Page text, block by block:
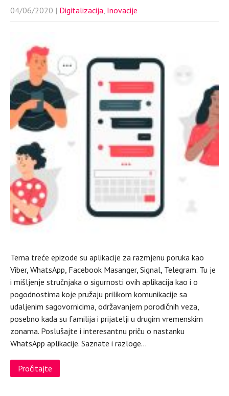
04/06/2020 | Digitalizacija, Inovacije
Tema treće epizode su aplikacije za razmjenu poruka kao
Viber, WhatsApp, Facebook Masanger, Signal, Telegram. Tu je
i mišljenje stručnjaka o sigurnosti ovih aplikacija kao i o
pogodnostima koje pružaju prilikom komunikacije sa
udaljenim sagovornicima, održavanjem porodičnih veza,
posebno kada su familija i prijatelji u drugim vremenskim
zonama. Poslušajte i interesantnu priču o nastanku
WhatsApp aplikacije. Saznate i razloge…
Pročitajte